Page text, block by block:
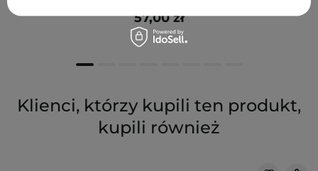
57,00 zł
Klienci, którzy kupili ten produkt,
kupili również